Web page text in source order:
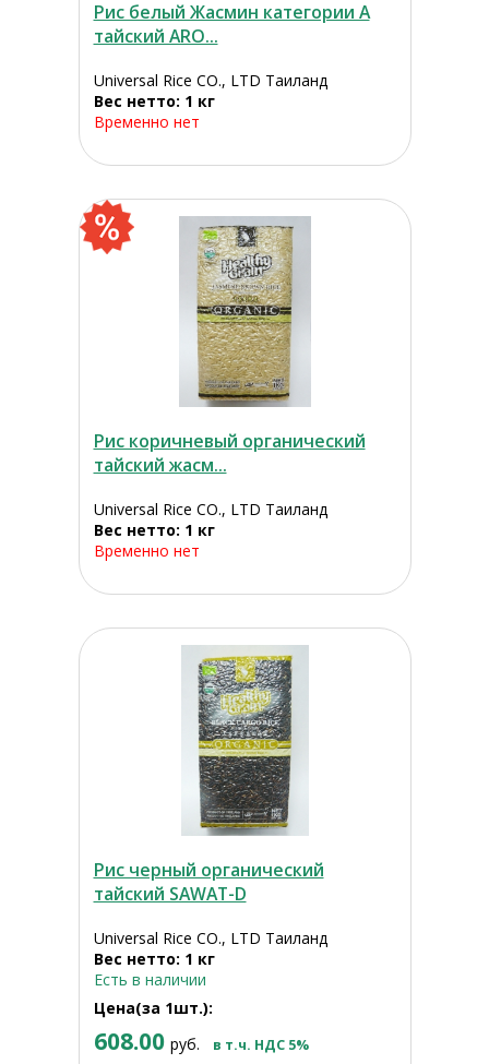
Рис белый Жасмин категории А
тайский ARO...
Universal Rice CO., LTD Таиланд
Вес нетто: 1 кг
Временно нет
Рис коричневый органический
тайский жасм...
Universal Rice CO., LTD Таиланд
Вес нетто: 1 кг
Временно нет
Рис черный органический
тайский SAWAT-D
Universal Rice CO., LTD Таиланд
Вес нетто: 1 кг
Есть в наличии
Цена(за 1шт.):
608.00 руб. в т.ч. НДС 5%